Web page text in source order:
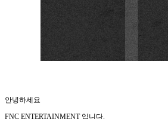
안녕하세요
FNC ENTERTAINMENT 입니다.